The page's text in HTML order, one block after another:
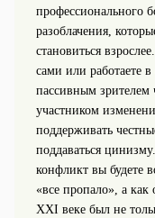
профессионального
разоблачения,
становиться
сами или работаете
пассивным
участником
поддерживать
поддаваться
конфликт вы будете
«все пропало», а
XXI веке был не